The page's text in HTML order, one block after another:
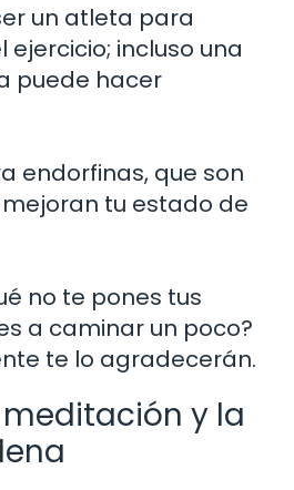
un atleta para
incluso una
puede hacer
endorfinas, que son
tu estado de
no te pones tus
a caminar un poco?
te lo agradecerán.
y la